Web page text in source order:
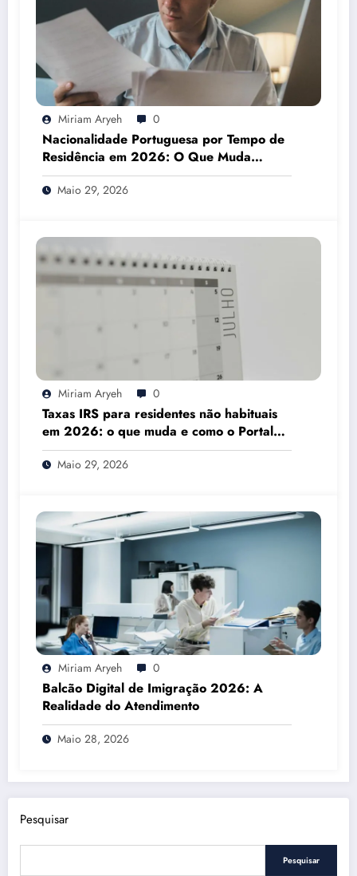
Miriam Aryeh 0
Nacionalidade Portuguesa por Tempo de
Residência em 2026: O Que Muda
Mesmo
Maio 29, 2026
Miriam Aryeh 0
Taxas IRS para residentes não habituais
em 2026: o que muda e como o Portal
das Finanças pode ajudar
Maio 29, 2026
Miriam Aryeh 0
Balcão Digital de Imigração 2026: A
Realidade do Atendimento
Maio 28, 2026
Pesquisar
Pesquisar